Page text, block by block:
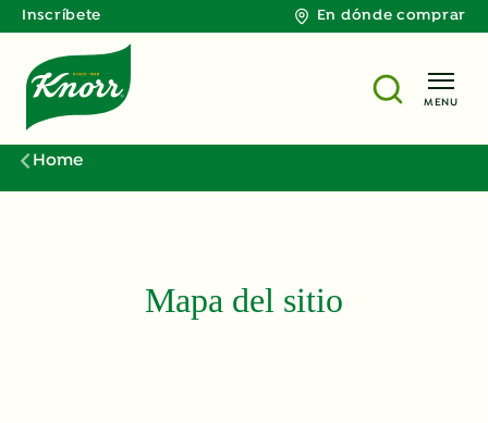
Inscríbete En dónde comprar
MENU
Home
Mapa del sitio